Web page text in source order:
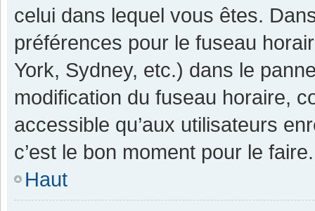
celui dans lequel vous êtes.
préférences pour le fuseau
York, Sydney, etc.) dans le
modification du fuseau horaire,
accessible qu’aux utilisateurs
c’est le bon moment pour le faire.
Haut